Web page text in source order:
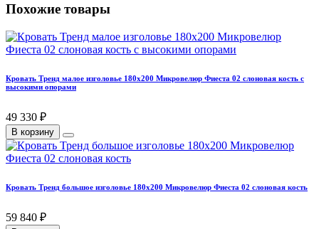
Похожие товары
Кровать Тренд малое изголовье 180х200 Микровелюр Фиеста 02 слоновая кость с
высокими опорами
49 330 ₽
В корзину
Кровать Тренд большое изголовье 180х200 Микровелюр Фиеста 02 слоновая кость
59 840 ₽